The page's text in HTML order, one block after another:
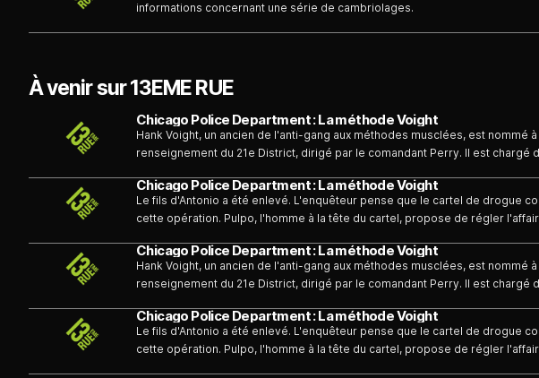
informations concernant une série de cambriolages.
À venir sur 13EME RUE
Chicago Police Department : La méthode Voight
Hank Voight, un ancien de l'anti-gang aux méthodes musclées, est nommé
renseignement du 21e District, dirigé par le comandant Perry. Il est chargé
Chicago Police Department : La méthode Voight
Le fils d'Antonio a été enlevé. L'enquêteur pense que le cartel de drogue
cette opération. Pulpo, l'homme à la tête du cartel, propose de régler
Chicago Police Department : La méthode Voight
Hank Voight, un ancien de l'anti-gang aux méthodes musclées, est nommé
renseignement du 21e District, dirigé par le comandant Perry. Il est chargé
Chicago Police Department : La méthode Voight
Le fils d'Antonio a été enlevé. L'enquêteur pense que le cartel de drogue
cette opération. Pulpo, l'homme à la tête du cartel, propose de régler